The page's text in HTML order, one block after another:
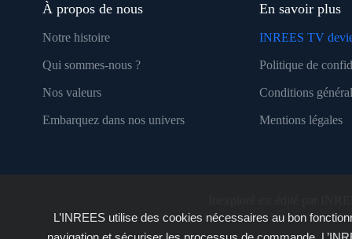
À propos de nous
Notre histoire
Qui sommes-nous ?
Nos valeurs
Embarquez dans nos univers
En savoir plus
INREES TV
Politique de
Conditions
Mentions légales
L’INREES utilise des cookies nécessaires au bon